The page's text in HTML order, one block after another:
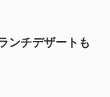
ンチデザートも